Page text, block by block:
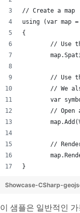
// Create a map
using (var map =
{
// Use
// Use
// We
var
// Open
//
}
Showcase-CSharp-
이 샘플은 일반적인